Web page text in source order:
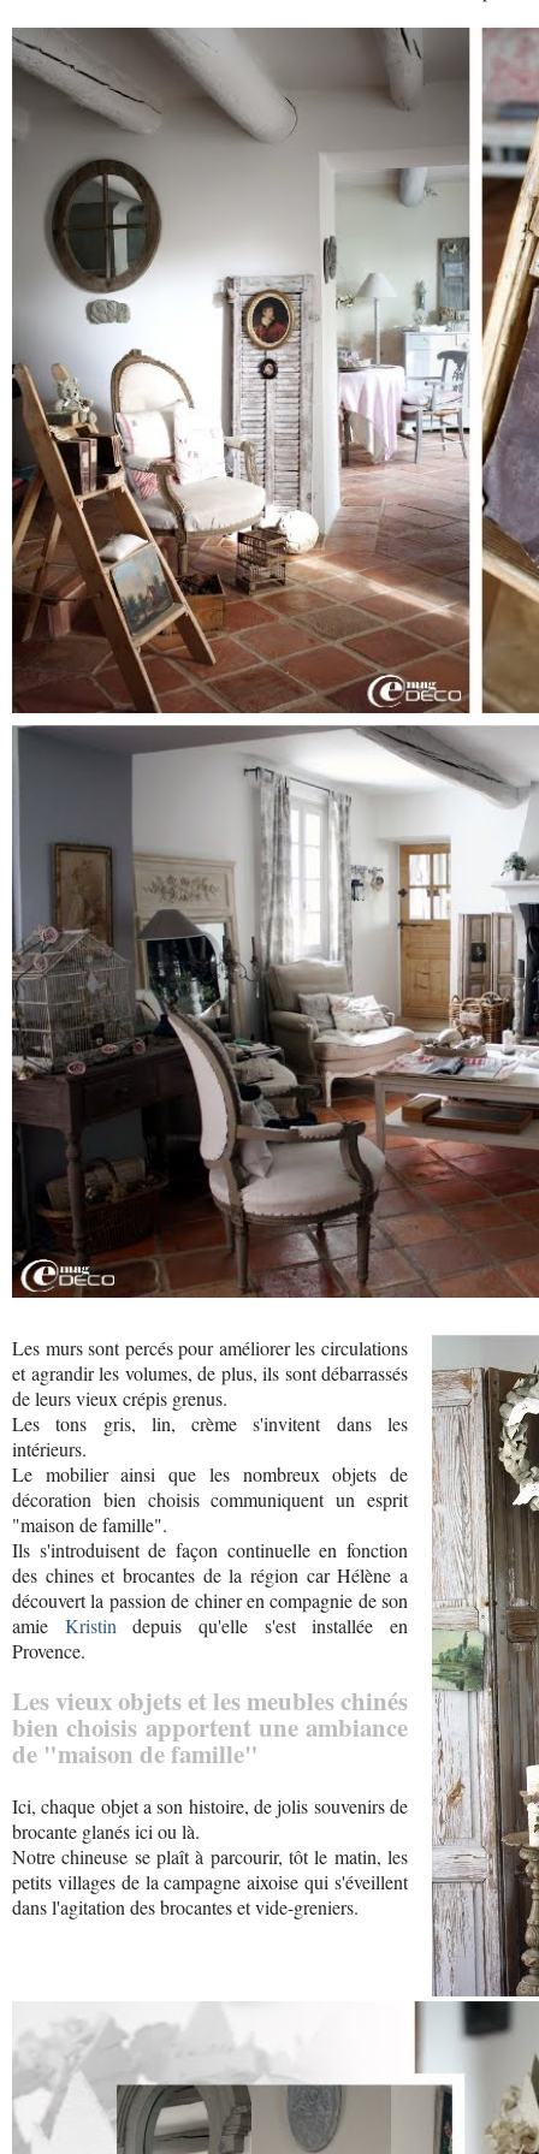
Les murs sont percés pour améliorer les circulations
et agrandir les volumes, de plus, ils sont débarrassés
de leurs vieux crépis grenus.
Les tons gris, lin, crème s'invitent dans les
intérieurs.
Le mobilier ainsi que les nombreux objets de
décoration bien choisis communiquent un esprit
"maison de famille".
Ils s'introduisent de façon continuelle en fonction
des chines et brocantes de la région car Hélène a
découvert la passion de chiner en compagnie de son
amie Kristindepuis qu'elle s'est installée en
Provence.
Les vieux objets et les meubles chinés
bien choisis apportent une ambiance
de "maison de famille"
Ici, chaque objet a son histoire, de jolis souvenirs de
brocante glanés ici ou là.
Notre chineuse se plaît à parcourir, tôt le matin, les
petits villages de la campagne aixoise qui s'éveillent
dans l'agitation des brocantes et vide-greniers.